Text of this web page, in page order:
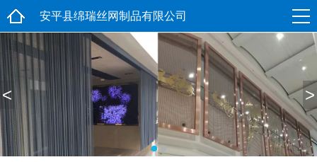
安平县绵瑞丝网制品有限公司
< >